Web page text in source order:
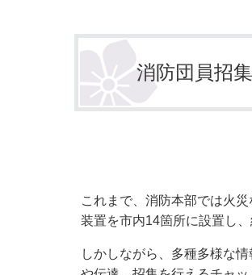
斎場・墓園・墓地
防災・防犯・消防・行
スポーツ
市民センター・市民活動
設
市政へのご意見
市の人事・職員採用
市の行財政
公民連携
入札・契約
消防団員招
これまで、消防本部では火
装置を市内14箇所に設置し
しかしながら、多種多様な